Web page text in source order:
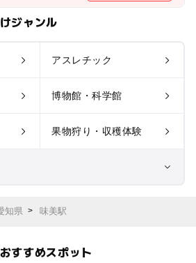
ジャンル
アスレチック
博物館・科学館
果物狩り・収穫体験
知県 味美駅
すすめスポット